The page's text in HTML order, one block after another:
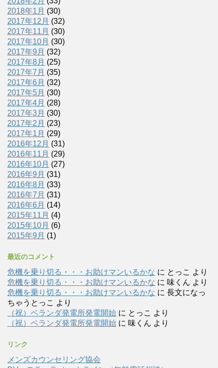
2018年1月 (30)
2017年12月 (32)
2017年11月 (30)
2017年10月 (30)
2017年9月 (32)
2017年8月 (25)
2017年7月 (35)
2017年6月 (32)
2017年5月 (30)
2017年4月 (28)
2017年3月 (30)
2017年2月 (23)
2017年1月 (29)
2016年12月 (31)
2016年11月 (29)
2016年10月 (27)
2016年9月 (31)
2016年8月 (33)
2016年7月 (31)
2016年6月 (14)
2015年11月 (4)
2015年10月 (6)
2015年9月 (1)
最近のコメント
危機を乗り切る・・・お助けマンいるかな に とっこ より
危機を乗り切る・・・お助けマンいるかな に 味くん より
危機を乗り切る・・・お助けマンいるかな に 長文になっ
ちゃうとっこ より
（祝）ベランダ発電所発電開始 に とっこ より
（祝）ベランダ発電所発電開始 に 味くん より
リンク
メンズカウンセリング協会